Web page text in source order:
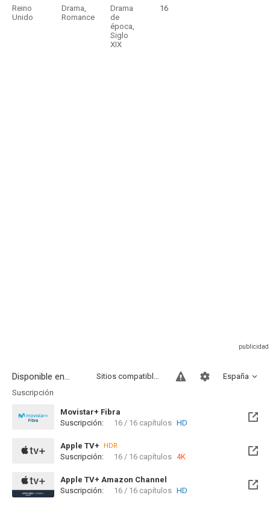
Reino
Unido
Drama,
Romance
Drama
de
época,
Siglo
XIX
16
Disponible en... España
Sitios compatibles
Suscripción
Movistar+ Fibra
Disponible hasta el Sab, 01 Ene 2028 (Queda 1 año)
Suscripción: 16 / 16 capítulos HD
Apple TV+ HDR
Suscripción: 16 / 16 capítulos 4K
Apple TV+ Amazon Channel
Suscripción:
16 / 16 capítulos HD